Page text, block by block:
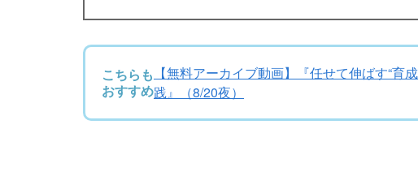
こちらも
おすすめ
【無料アーカイブ動画】『任せて伸ばす“
践』（8/20夜）